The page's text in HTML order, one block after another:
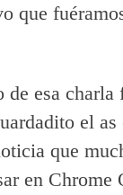
que
esa
el
que
en Chrome